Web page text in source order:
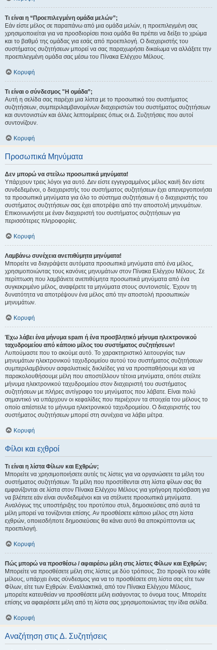
Τι είναι η “Προεπιλεγμένη ομάδα μελών”;
Εάν είστε μέλος σε παραπάνω από μια ομάδα μελών, η προεπιλεγμένη σας
χρησιμοποιείται για να προσδιορίσει ποια ομάδα θα πρέπει να δείξει το χρώμα
και το βαθμό της ομάδας για εσάς από προεπιλογή. Ο διαχειριστής του
συστήματος συζητήσεων μπορεί να σας παραχωρήσει δικαίωμα να αλλάξετε την
προεπιλεγμένη ομάδα σας μέσω του Πίνακα Ελέγχου Μέλους.
Κορυφή
Τι είναι ο σύνδεσμος "Η ομάδα”;
Αυτή η σελίδα σας παρέχει μια λίστα με το προσωπικό του συστήματος
συζητήσεων, συμπεριλαμβανομένων διαχειριστών του συστήματος συζητήσεων
και συντονιστών και άλλες λεπτομέρειες όπως οι Δ. Συζητήσεις που αυτοί
συντονίζουν.
Κορυφή
Προσωπικά Μηνύματα
Δεν μπορώ να στείλω προσωπικά μηνύματα!
Υπάρχουν τρεις λόγοι για αυτό. Δεν είστε εγγεγραμμένος μέλος και/ή δεν είστε
συνδεδεμένοι, ο διαχειριστής του συστήματος συζητήσεων έχει απενεργοποιήσει
τα προσωπικά μηνύματα για όλο το σύστημα συζητήσεων ή ο διαχειριστής του
συστήματος συζητήσεων σας έχει αποτρέψει από την αποστολή μηνυμάτων.
Επικοινωνήστε με έναν διαχειριστή του συστήματος συζητήσεων για
περισσότερες πληροφορίες.
Κορυφή
Λαμβάνω συνέχεια ανεπιθύμητα μηνύματα!
Μπορείτε να διαγράψετε αυτόματα προσωπικά μηνύματα από ένα μέλος,
χρησιμοποιώντας τους κανόνες μηνυμάτων στον Πίνακα Ελέγχου Μέλους. Σε
περίπτωση που λαμβάνετε ανεπιθύμητα προσωπικά μηνύματα από ένα
συγκεκριμένο μέλος, αναφέρετε τα μηνύματα στους συντονιστές. Έχουν τη
δυνατότητα να αποτρέψουν ένα μέλος από την αποστολή προσωπικών
μηνυμάτων.
Κορυφή
Έχω λάβει ένα μήνυμα spam ή ένα προσβλητικό μήνυμα ηλεκτρονικού
ταχυδρομείου από κάποιο μέλος του συστήματος συζητήσεων!
Λυπούμαστε που το ακούμε αυτό. Το χαρακτηριστικό λειτουργίας των
μηνυμάτων ηλεκτρονικού ταχυδρομείου αυτού του συστήματος συζητήσεων
συμπεριλαμβάνουν ασφαλιστικές δικλείδες για να προσπαθήσουμε και να
παρακολουθήσουμε μέλη που αποστέλλουν τέτοια μηνύματα, οπότε στείλτε
μήνυμα ηλεκτρονικού ταχυδρομείου στον διαχειριστή του συστήματος
συζητήσεων με πλήρες αντίγραφο του μηνύματος που λάβατε. Είναι πολύ
σημαντικό να υπάρχουν οι κεφαλίδες που περιέχουν τα στοιχεία του μέλους το
οποίο απέστειλε το μήνυμα ηλεκτρονικού ταχυδρομείου. Ο διαχειριστής του
συστήματος συζητήσεων μπορεί στη συνέχεια να λάβει μέτρα.
Κορυφή
Φίλοι και εχθροί
Τι είναι η λίστα Φίλων και Εχθρών;
Μπορείτε να χρησιμοποιήσετε αυτές τις λίστες για να οργανώσετε τα μέλη του
συστήματος συζητήσεων. Τα μέλη που προστίθενται στη λίστα φίλων σας θα
εμφανίζονται σε λίστα στον Πίνακα Ελέγχου Μέλους για γρήγορη πρόσβαση για
να βλέπετε εάν είναι συνδεδεμένοι και να στέλνετε προσωπικά μηνύματα.
Αναλόγως της υποστήριξης του προτύπου στυλ, δημοσιεύσεις από αυτά τα
μέλη μπορεί να τονίζονται επίσης. Αν προσθέσετε κάποιο μέλος στη λίστα
εχθρών, οποιεσδήποτε δημοσιεύσεις θα κάνει αυτό θα αποκρύπτονται ως
προεπιλογή.
Κορυφή
Πώς μπορώ να προσθέσω / αφαιρέσω μέλη στις λίστες Φίλων και Εχθρών;
Μπορείτε να προσθέσετε μέλη στις λίστες με δύο τρόπους. Στο προφίλ του κάθε
μέλους, υπάρχει ένας σύνδεσμος για να το προσθέσετε στη λίστα σας είτε των
Φίλων, είτε των Εχθρών. Εναλλακτικά, από τον Πίνακα Ελέγχου Μέλους,
μπορείτε κατευθείαν να προσθέσετε μέλη εισάγοντας το όνομα τους. Μπορείτε
επίσης να αφαιρέσετε μέλη από τη λίστα σας χρησιμοποιώντας την ίδια σελίδα.
Κορυφή
Αναζήτηση στις Δ. Συζητήσεις